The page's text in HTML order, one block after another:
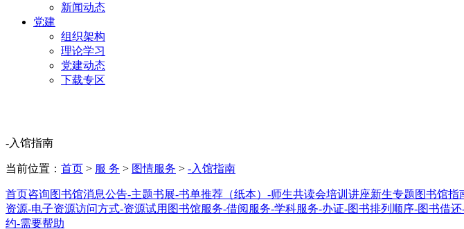
新闻动态
党建
组织架构
理论学习
党建动态
下载专区
-入馆指南
当前位置： 首页 > 服 务 > 图情服务 > -入馆指南
首页咨询图书馆消息公告-主题书展-书单推荐（纸本） -师生共读会培训讲座新生专题图书馆指
资源-电子资源访问方式-资源试用 图书馆服务-借阅服务-学科服务-办证-图书排列顺序-图书借还
约-需要帮助